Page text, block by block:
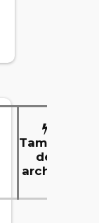
Tamaño
del
archivo